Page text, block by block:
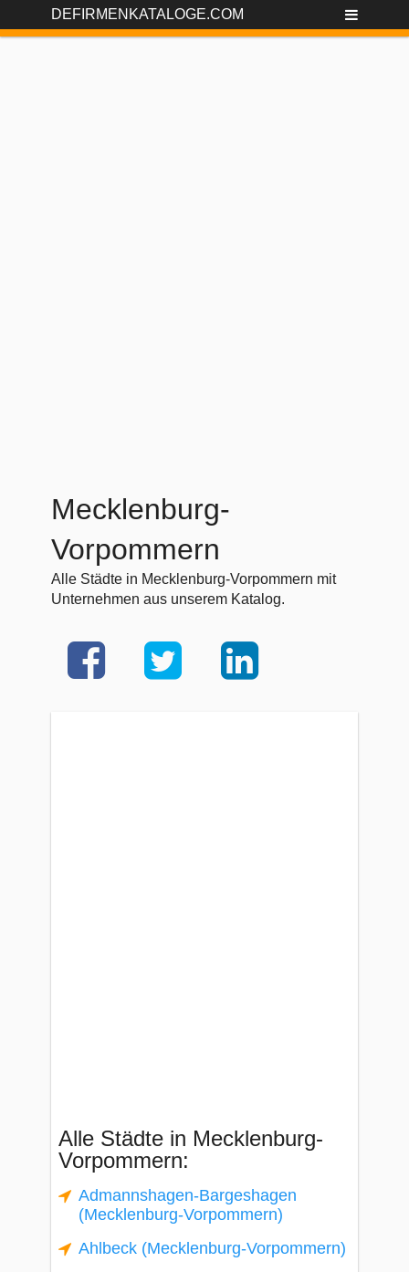
DEFIRMENKATALOGE.COM
Mecklenburg-
Vorpommern
Alle Städte in Mecklenburg-Vorpommern mit
Unternehmen aus unserem Katalog.
Alle Städte in Mecklenburg-
Vorpommern:
Admannshagen-Bargeshagen
(Mecklenburg-Vorpommern)
Ahlbeck (Mecklenburg-Vorpommern)